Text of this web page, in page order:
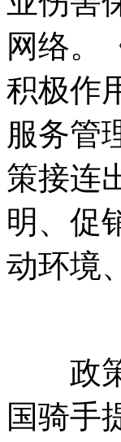
网络。
积极作
服务管
策接连
明、促
动环境
政策
国骑手